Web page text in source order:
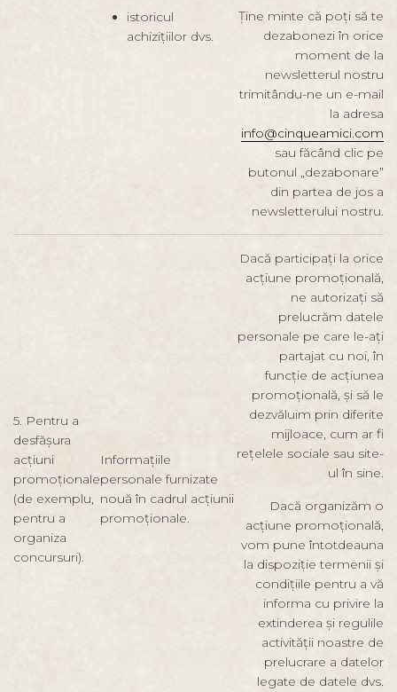
istoricul
achizițiilor dvs.
Ține minte că poți să te
dezabonezi în orice
moment de la
newsletterul nostru
trimitându-ne un e-mail
la adresa
info@cinqueamici.com
sau făcând clic pe
butonul „dezabonare”
din partea de jos a
newsletterului nostru.
5. Pentru a
desfășura
acțiuni
promoționale
(de exemplu,
pentru a
organiza
concursuri).
Informațiile
personale furnizate
nouă în cadrul acțiunii
promoționale.
Dacă participați la orice
acțiune promoțională,
ne autorizați să
prelucrăm datele
personale pe care le-ați
partajat cu noi, în
funcție de acțiunea
promoțională, și să le
dezvăluim prin diferite
mijloace, cum ar fi
rețelele sociale sau site-
ul în sine.
Dacă organizăm o
acțiune promoțională,
vom pune întotdeauna
la dispoziție termenii și
condițiile pentru a vă
informa cu privire la
extinderea și regulile
activității noastre de
prelucrare a datelor
legate de datele dvs.